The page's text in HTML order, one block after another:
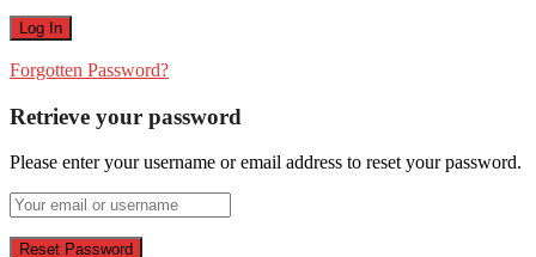
Forgotten Password?
Retrieve your password
Please enter your username or email address to reset your password.